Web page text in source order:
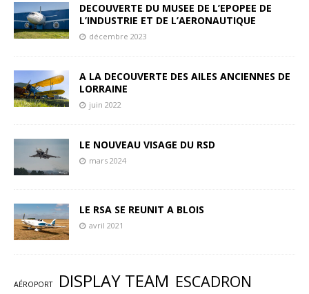
DECOUVERTE DU MUSEE DE L’EPOPEE DE
L’INDUSTRIE ET DE L’AERONAUTIQUE
décembre 2023
A LA DECOUVERTE DES AILES ANCIENNES DE
LORRAINE
juin 2022
LE NOUVEAU VISAGE DU RSD
mars 2024
LE RSA SE REUNIT A BLOIS
avril 2021
AÉROPORT DISPLAY TEAM ESCADRON